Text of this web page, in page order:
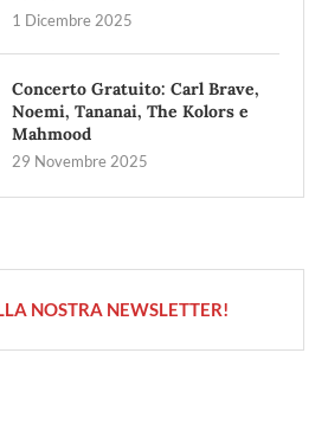
1 Dicembre 2025
Concerto Gratuito: Carl Brave,
Noemi, Tananai, The Kolors e
Mahmood
29 Novembre 2025
NOSTRA NEWSLETTER!